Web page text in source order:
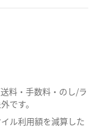
料・手数料・のし/ラ
です。
ル利用額を減算した